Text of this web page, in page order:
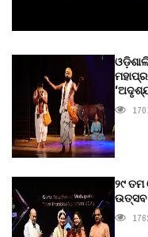
୨୯
ଉତ୍ସବ